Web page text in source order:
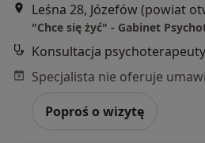
Leśna 28, Józefów (powiat
"Chce się żyć" - Gabinet
Konsultacja
Poproś o wizytę